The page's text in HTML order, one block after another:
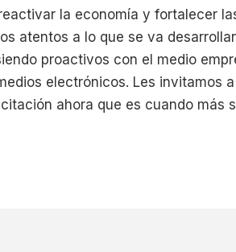
la economía y fortalecer
atentos a lo que se va
proactivos con el medio
electrónicos. Les invitamos
ahora que es cuando más